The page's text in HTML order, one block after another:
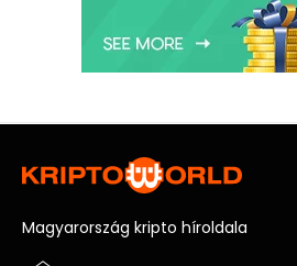
Magyarország kripto híroldala